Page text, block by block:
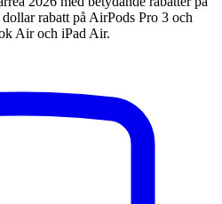
rabatt på AirPods Pro 3 och
Air och iPad Air.